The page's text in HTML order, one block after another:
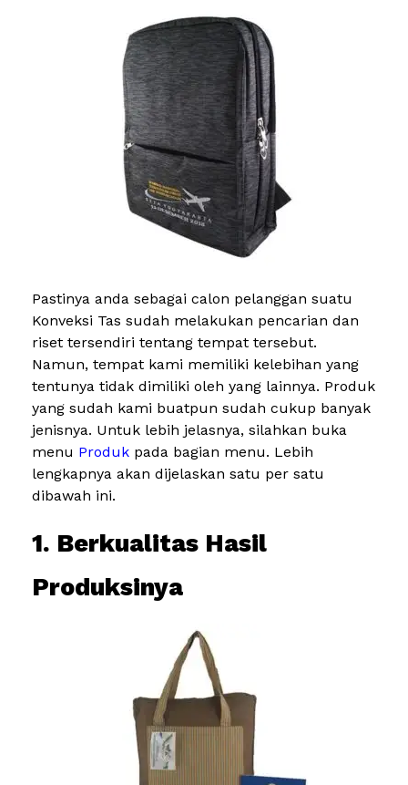
Pastinya anda sebagai calon pelanggan suatu
Konveksi Tas sudah melakukan pencarian dan
riset tersendiri tentang tempat tersebut.
Namun, tempat kami memiliki kelebihan yang
tentunya tidak dimiliki oleh yang lainnya. Produk
yang sudah kami buatpun sudah cukup banyak
jenisnya. Untuk lebih jelasnya, silahkan buka
menu Produk pada bagian menu. Lebih
lengkapnya akan dijelaskan satu per satu
dibawah ini.
1. Berkualitas Hasil
Produksinya